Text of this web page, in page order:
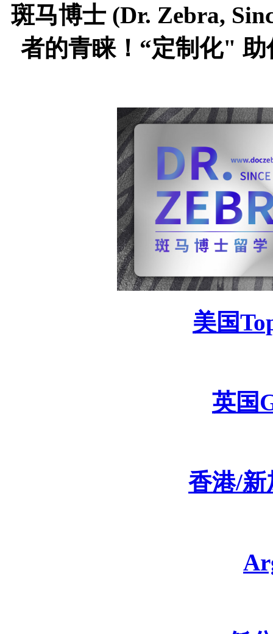
斑马博士 (Dr. Zebra,
者的青睐！“定制化"
美国
英国
香港/新